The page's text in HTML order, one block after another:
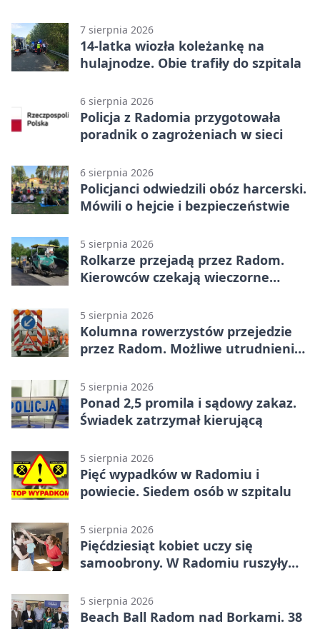
7 sierpnia 2026
14-latka wiozła koleżankę na
hulajnodze. Obie trafiły do szpitala
6 sierpnia 2026
Policja z Radomia przygotowała
poradnik o zagrożeniach w sieci
6 sierpnia 2026
Policjanci odwiedzili obóz harcerski.
Mówili o hejcie i bezpieczeństwie
5 sierpnia 2026
Rolkarze przejadą przez Radom.
Kierowców czekają wieczorne
5 sierpnia 2026
Kolumna rowerzystów przejedzie
przez Radom. Możliwe utrudnienia
5 sierpnia 2026
Ponad 2,5 promila i sądowy zakaz.
Świadek zatrzymał kierującą
5 sierpnia 2026
Pięć wypadków w Radomiu i
powiecie. Siedem osób w szpitalu
5 sierpnia 2026
Pięćdziesiąt kobiet uczy się
samoobrony. W Radomiu ruszyły
5 sierpnia 2026
Beach Ball Radom nad Borkami. 38